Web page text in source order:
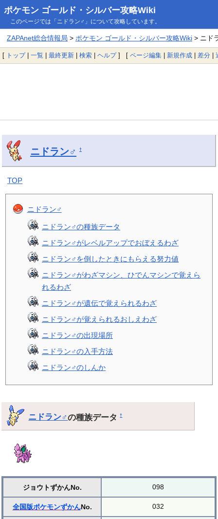
ポケモン ゴールド・シルバー攻略Wiki
このページでは「ニドラン♂」について攻略しています。
ZAPAnet総合情報局 > ポケモン ゴールド・シルバー攻略Wiki> ニド
[ トップ| 一覧 | 最終更新 | 検索 | ヘルプ] [ ページ編集 | 新規作成 | 差分 |
ニドラン♂ †
TOP
ニドラン♂
ニドラン♂の種族データ
ニドラン♂がレベルアップでおぼえるわざ
ニドラン♂を倒したときにもらえる努力値
ニドラン♂がわざマシン、ひでんマシンで覚えら
れるわざ
ニドラン♂が遺伝で覚えられるわざ
ニドラン♂が覚えられるおしえわざ
ニドラン♂の出現場所
ニドラン♂の入手方法
ニドラン♂のしんか
ニドラン♂の種族データ†
ジョウトずかんNo. 098
全国版ポケモンずかんNo. 032